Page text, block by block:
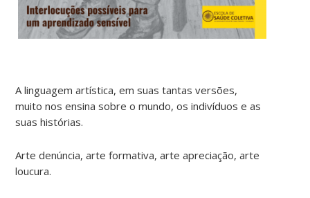
A linguagem artística, em suas tantas versões,
muito nos ensina sobre o mundo, os indivíduos e as
suas histórias.
Arte denúncia, arte formativa, arte apreciação, arte
loucura.